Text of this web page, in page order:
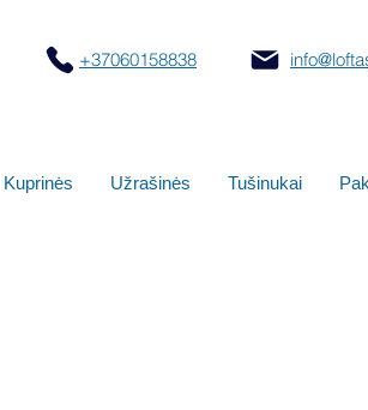
+37060158838
Kuprinės Užrašinės Tušinukai